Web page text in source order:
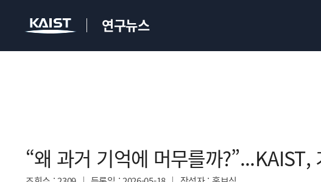
연구뉴스
“왜 과거 기억에 머무를까?”...KAIST,